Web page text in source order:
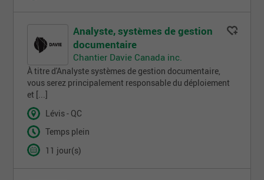
Analyste, systèmes de gestion
documentaire
Chantier Davie Canada inc.
À titre d'Analyste systèmes de gestion documentaire,
vous serez principalement responsable du déploiement
et [...]
Lévis - QC
Temps plein
11 jour(s)